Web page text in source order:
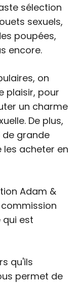
sélection
sexuels,
poupées,
encore.
on
plaisir, pour
un charme
De plus,
de grande
les acheter en
Adam &
qui est
qu'ils
permet de